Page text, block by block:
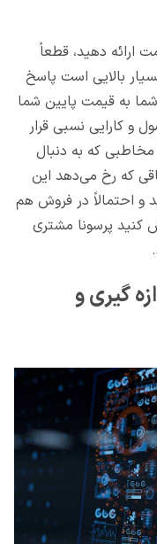
ارائه دهید، قطعاً
بالایی است پاسخ
شما به قیمت پایین شما
کارایی نسبی قرار
مخاطبی که به دنبال
که رخ می‌دهد این
و احتمالاً در فروش هم
کنید پرسونا مشتری
گیری و